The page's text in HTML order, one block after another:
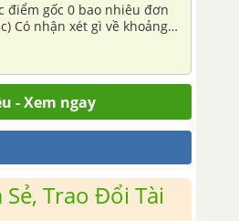
điểm gốc 0 bao nhiêu đơn
- Xem ngay
Trao Đổi Tài